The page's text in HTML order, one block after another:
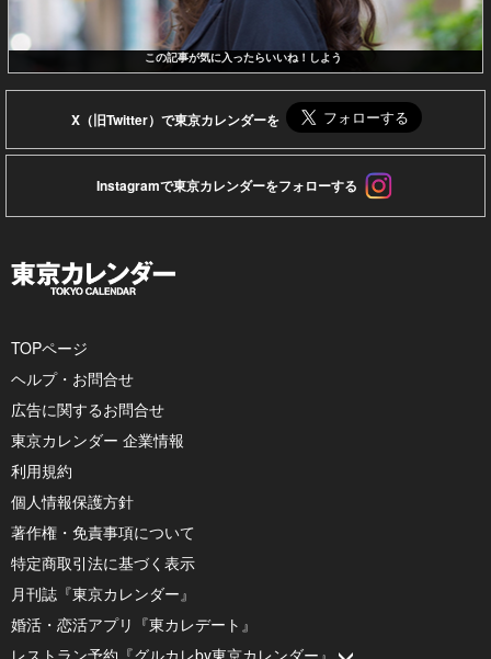
この記事が気に入ったらいいね！しよう
X（旧Twitter）で東京カレンダーを
Instagramで東京カレンダーをフォローする
TOPページ
ヘルプ・お問合せ
広告に関するお問合せ
東京カレンダー 企業情報
利用規約
個人情報保護方針
著作権・免責事項について
特定商取引法に基づく表示
月刊誌『東京カレンダー』
婚活・恋活アプリ『東カレデート』